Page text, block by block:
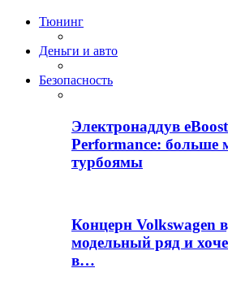
Тюнинг
Деньги и авто
Безопасность
Электронаддув
Performance: больше
турбоямы
Концерн Volkswagen
модельный ряд и
в…